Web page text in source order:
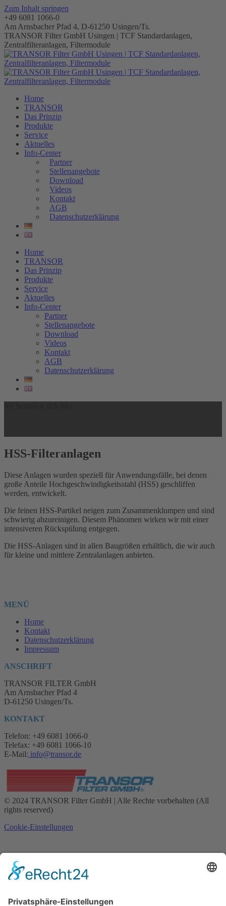
Zum Inhalt springen
+49 6081 1066-0
Am Arnsbacher Pfad 4, D-61250 Usingen/Ts.
TRANSOR Filter GmbH Usingen | TCF Standardanlagen,
Zentralfilteranlagen, Filtermodule
Home
TRANSOR
Das Prinzip
Produkte
Service
Aktuelles
Info-Center
Partner
Stellenangebote
Download
Videos
Kontakt
AGB
Datenschutzerklärung
Home
TRANSOR
Das Prinzip
Produkte
Service
Aktuelles
Info-Center
Partner
Stellenangebote
Download
Videos
Kontakt
AGB
Datenschutzerklärung
HSS-Filteranlagen
Diese Anlagen wurden speziell für Anwendungsfälle, bei denen
große Anteile Hochgeschwindigkeitsstahl (HSS) geschliffen
werden, entwickelt.
Die feinen HSS-Partikel neigen zum Zusammenklumpen und sind
schwierig abzureinigen. Diesem Phänomen wirken wir mit einer
intensiveren Rückspülung entgegen.
Die HSS-Anlagen sind in allen Baugrößen erhältlich, die wir auch
für kleine und mittlere Zentralanlagen anbieten.
MENÜ
Home
Kontakt
Datenschutzerklärung
Impressum
ANSCHRIFT
TRANSOR FILTER GmbH
Am Arnsbacher Pfad 4
D-61250 Usingen/Ts.
KONTAKT
Telefon: +49 6081 1066-0
Telefax: +49 6081 1066-10
E-Mail: info@transor.de
© 2024 TRANSOR Filter GmbH | Alle Rechte vorbehalten (All
rights reserved)
Cookie-Einstellungen